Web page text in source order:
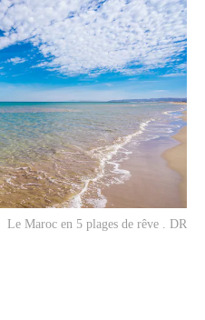
Le Maroc en 5 plages de rêve . DR